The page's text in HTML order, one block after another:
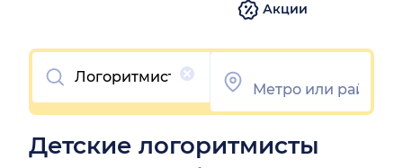
Акции
Очистить
Детские логоритмисты